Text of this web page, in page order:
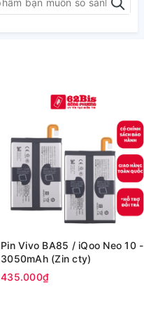
Pin Vivo BA85 / iQoo Neo 10 -
3050mAh (Zin cty)
435.000₫